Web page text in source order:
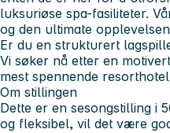
luksuriøse spa-fasiliteter.
og den ultimate
Er du en strukturert
Vi søker nå etter en
mest spennende
Om stillingen
Dette er en sesongstilling i
og fleksibel, vil det være